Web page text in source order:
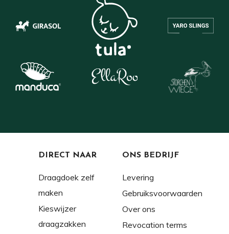
DIRECT NAAR
Draagdoek zelf
maken
Kieswijzer
draagzakken
ONS BEDRIJF
Levering
Gebruiksvoorwaarden
Over ons
Revocation terms